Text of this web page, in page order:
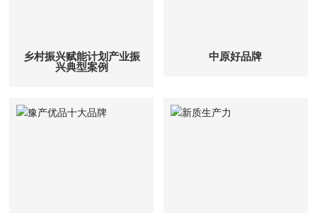
乡村振兴赋能计划产业振
兴典型案例
中原好品牌